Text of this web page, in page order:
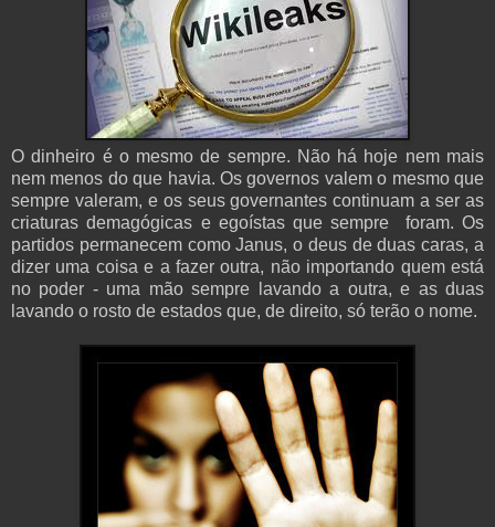
O dinheiro é o mesmo de sempre. Não há hoje nem mais
nem menos do que havia. Os governos valem o mesmo que
sempre valeram, e os seus governantes continuam a ser as
criaturas demagógicas e egoístas que sempre foram. Os
partidos permanecem como Janus, o deus de duas caras, a
dizer uma coisa e a fazer outra, não importando quem está
no poder - uma mão sempre lavando a outra, e as duas
lavando o rosto de estados que, de direito, só terão o nome.